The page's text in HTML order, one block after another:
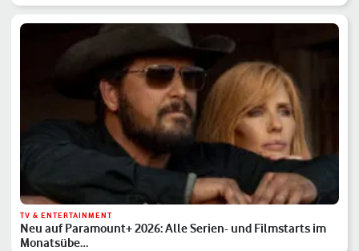
TV & ENTERTAINMENT
Neu auf Paramount+ 2026: Alle Serien- und Filmstarts im
Monatsübe…